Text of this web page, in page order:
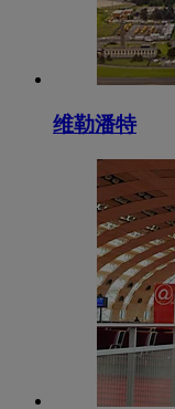
维勒潘特